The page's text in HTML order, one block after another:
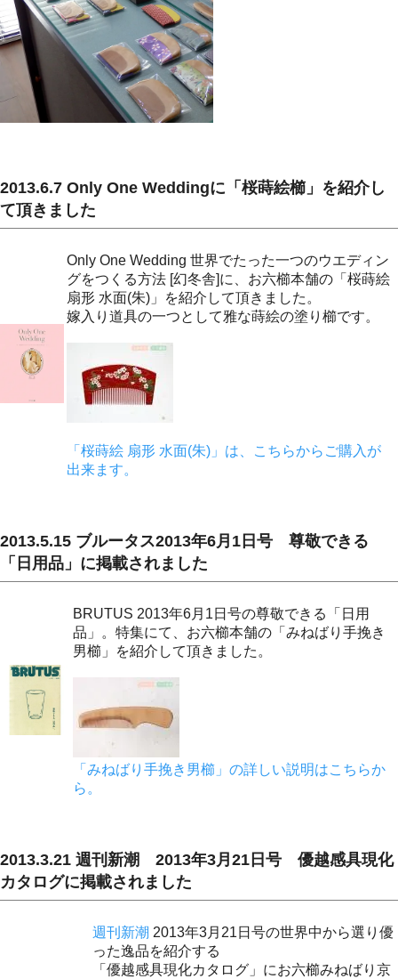
2013.6.7 Only One Weddingに「桜蒔絵櫛」を紹介し
て頂きました
Only One Wedding 世界でたった一つのウエディン
グをつくる方法 [幻冬舎]に、お六櫛本舗の「桜蒔絵
扇形 水面(朱)」を紹介して頂きました。
嫁入り道具の一つとして雅な蒔絵の塗り櫛です。
「桜蒔絵 扇形 水面(朱)」は、こちらからご購入が
出来ます。
2013.5.15 ブルータス2013年6月1日号 尊敬できる
「日用品」に掲載されました
BRUTUS 2013年6月1日号の尊敬できる「日用
品」。特集にて、お六櫛本舗の「みねばり手挽き
男櫛」を紹介して頂きました。
「みねばり手挽き男櫛」の詳しい説明はこちらか
ら。
2013.3.21 週刊新潮 2013年3月21日号 優越感具現化
カタログに掲載されました
週刊新潮 2013年3月21日号の世界中から選り優
った逸品を紹介する
「優越感具現化カタログ」にお六櫛みねばり京